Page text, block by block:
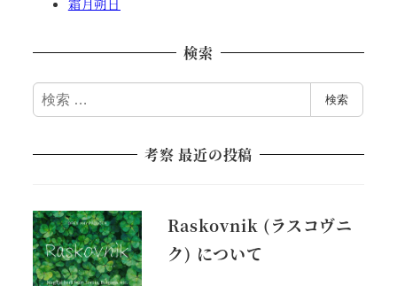
霜月朔日
検索
検
索
検索
考察 最近の投稿
Raskovnik (ラスコヴニ
ク) について